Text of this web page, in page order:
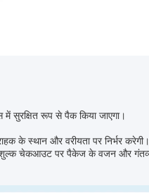
में सुरक्षित रूप से पैक किया जाएगा।
के स्थान और वरीयता पर निर्भर
शुल्क चेकआउट पर पैकेज के वजन और